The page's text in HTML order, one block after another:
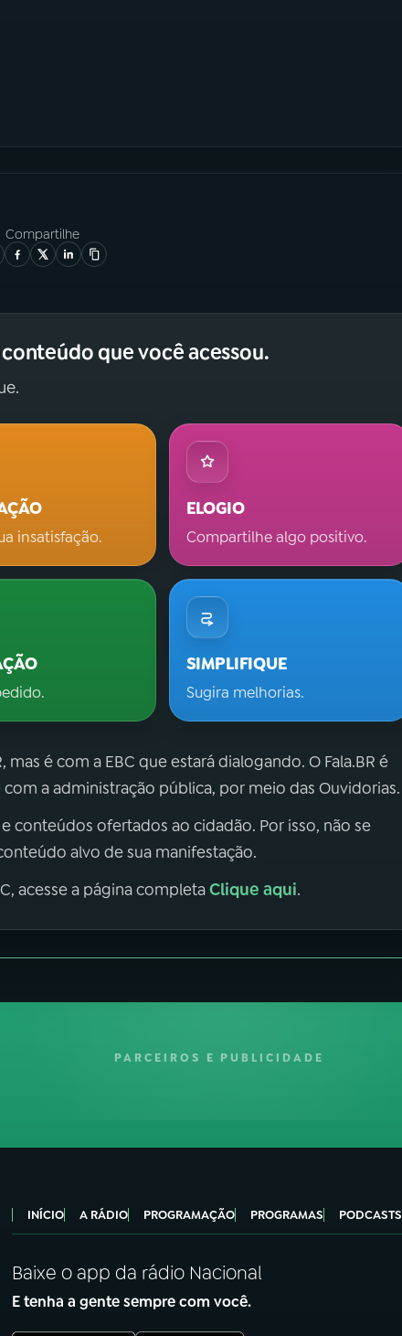
Compartilhe
que você acessou.
insatisfação.
ELOGIO
Compartilhe algo positivo.
SIMPLIFIQUE
Sugira melhorias.
é com a EBC que estará dialogando. O Fala.BR é
a administração pública, por meio das Ouvidorias.
conteúdos ofertados ao cidadão. Por isso, não se
alvo de sua manifestação.
acesse a página completaClique aqui.
PARCEIROS E PUBLICIDADE
INÍCIO A RÁDIO PROGRAMAÇÃO PROGRAMAS PODCASTS
Baixe o app da rádio Nacional
E tenha a gente sempre com você.